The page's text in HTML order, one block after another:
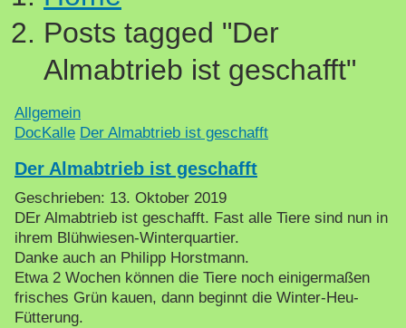
Posts tagged "Der
Almabtrieb ist geschafft"
Allgemein
DocKalle Der Almabtrieb ist geschafft
Der Almabtrieb ist geschafft
Geschrieben: 13. Oktober 2019
DEr Almabtrieb ist geschafft. Fast alle Tiere sind nun in
ihrem Blühwiesen-Winterquartier.
Danke auch an Philipp Horstmann.
Etwa 2 Wochen können die Tiere noch einigermaßen
frisches Grün kauen, dann beginnt die Winter-Heu-
Fütterung.